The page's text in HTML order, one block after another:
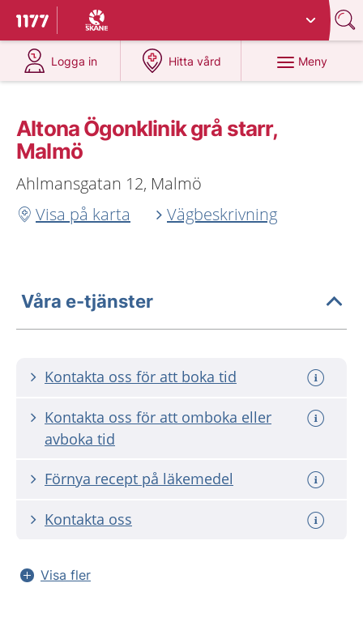
Till startsidan för 1177
Du har valt region
Logga in
på 1177.se
Hitta vård
på 1177.se
Meny
Altona Ögonklinik grå starr,
Malmö
Ahlmansgatan 12, Malmö
Visa på karta
Vägbeskrivning
Våra e-tjänster
Kontakta oss för att boka tid
Kontakta oss för att omboka eller
avboka tid
Förnya recept på läkemedel
Kontakta oss
Visa fler